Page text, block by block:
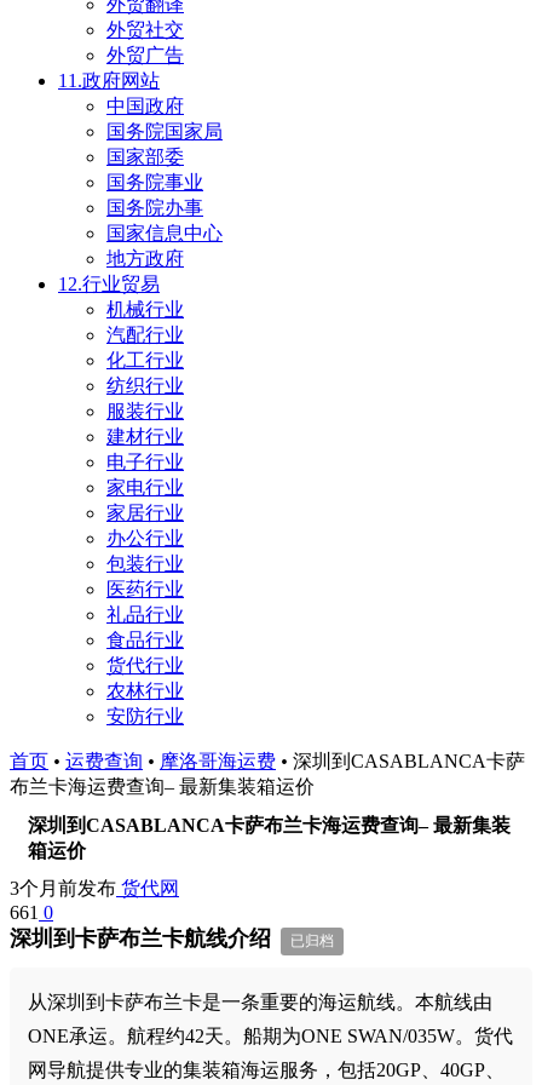
外贸翻译
外贸社交
外贸广告
11.政府网站
中国政府
国务院国家局
国家部委
国务院事业
国务院办事
国家信息中心
地方政府
12.行业贸易
机械行业
汽配行业
化工行业
纺织行业
服装行业
建材行业
电子行业
家电行业
家居行业
办公行业
包装行业
医药行业
礼品行业
食品行业
货代行业
农林行业
安防行业
首页 • 运费查询 • 摩洛哥海运费 • 深圳到CASABLANCA卡萨
布兰卡海运费查询– 最新集装箱运价
深圳到CASABLANCA卡萨布兰卡海运费查询– 最新集装
箱运价
3个月前发布 货代网
661 0
深圳到卡萨布兰卡航线介绍 已归档
从深圳到卡萨布兰卡是一条重要的海运航线。本航线由
ONE承运。航程约42天。船期为ONE SWAN/035W。货代
网导航提供专业的集装箱海运服务，包括20GP、40GP、